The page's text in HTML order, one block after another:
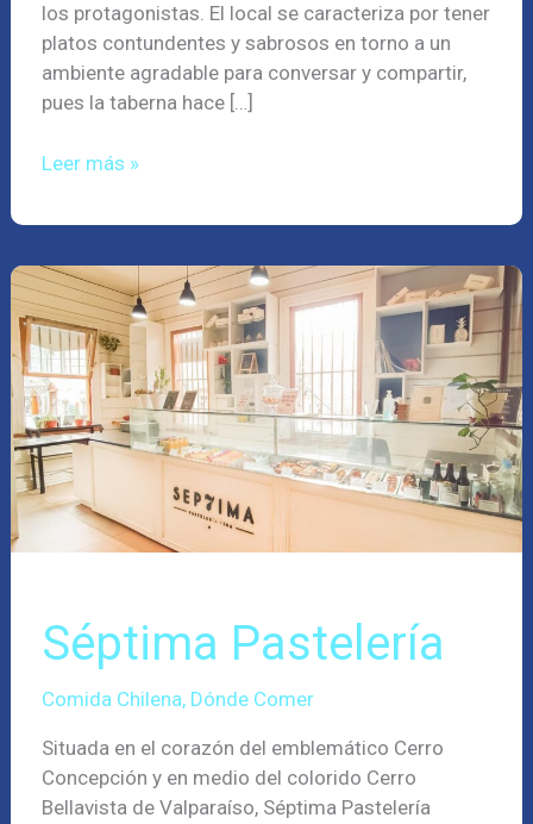
los protagonistas. El local se caracteriza por tener
platos contundentes y sabrosos en torno a un
ambiente agradable para conversar y compartir,
pues la taberna hace […]
Leer más »
Séptima Pastelería
Comida Chilena, Dónde Comer
Situada en el corazón del emblemático Cerro
Concepción y en medio del colorido Cerro
Bellavista de Valparaíso, Séptima Pastelería
Séptima
Pastelería